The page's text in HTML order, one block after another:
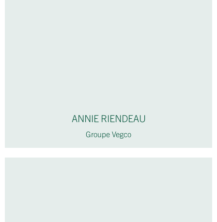
ANNIE RIENDEAU
Groupe Vegco